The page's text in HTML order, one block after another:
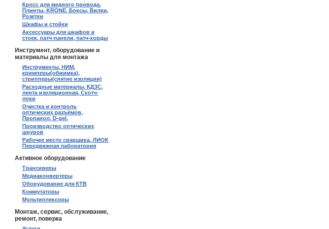
Кросс для медного провода.
Плинты, KRONE, Боксы, Вилки,
Розетки
Шкафы и стойки
Аксессуары для шкафов и
стоек, патч-панели, патч-корды
Инструмент, оборудование и
материалы для монтажа
Инструменты, НИМ,
кримперы(обжимка),
стрипперы(снятие изоляции)
Расходные материалы, КДЗС,
лента изоляционная, Скотч-
локи
Очистка и контроль
оптических разъёмов,
Пропанол, D-gel,
Производство оптических
шнуров
Рабочее место сварщика, ЛИОК
Передвижная лаборатория
Активное оборудование
Трансиверы
Медиаконвертеры
Оборудование для КТВ
Коммутаторы
Мультиплексоры
Монтаж, сервис, обслуживание,
ремонт, поверка